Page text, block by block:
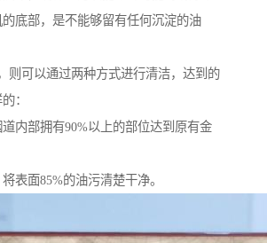
底部，是不能够留有任何沉淀的油
则可以通过两种方式进行清洁，达到的
：
内部拥有90%以上的部位达到原有金
表面85%的油污清楚干净。